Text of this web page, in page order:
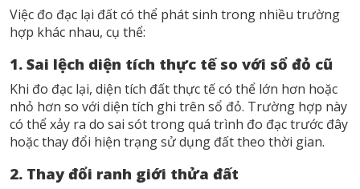
Việc đo đạc lại đất có thể phát sinh trong nhiều trường
hợp khác nhau, cụ thể:
1. Sai lệch diện tích thực tế so với sổ đỏ cũ
Khi đo đạc lại, diện tích đất thực tế có thể lớn hơn hoặc
nhỏ hơn so với diện tích ghi trên sổ đỏ. Trường hợp này
có thể xảy ra do sai sót trong quá trình đo đạc trước đây
hoặc thay đổi hiện trạng sử dụng đất theo thời gian.
2. Thay đổi ranh giới thửa đất